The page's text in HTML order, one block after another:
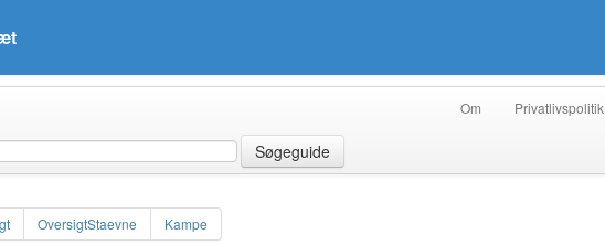
Om Privatlivspolitik
Søgeguide
OversigtStaevne Kampe